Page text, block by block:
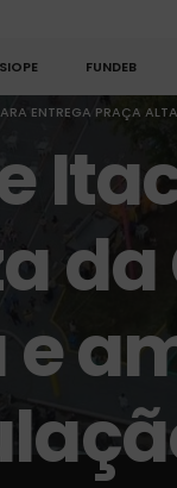
SIOPE FUNDEB
ENTREGA PRAÇA